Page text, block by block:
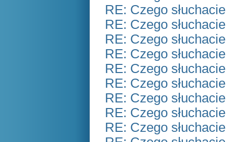
RE: Czego
RE: Czego
RE: Czego
RE: Czego
RE: Czego
RE: Czego
RE: Czego
RE: Czego
RE: Czego